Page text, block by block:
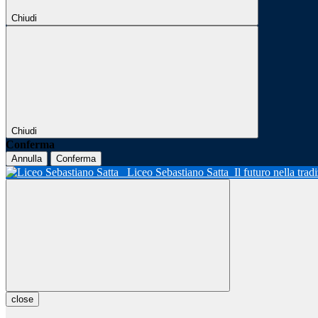
Chiudi
Chiudi
Conferma
Annulla Conferma
Liceo Sebastiano Satta Il futuro nella
close